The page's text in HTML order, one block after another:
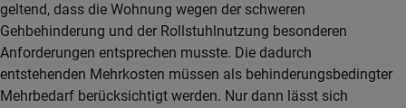
geltend, dass die Wohnung wegen der schweren
Gehbehinderung und der Rollstuhlnutzung besonderen
Anforderungen entsprechen musste. Die dadurch
entstehenden Mehrkosten müssen als behinderungsbedingter
Mehrbedarf berücksichtigt werden. Nur dann lässt sich